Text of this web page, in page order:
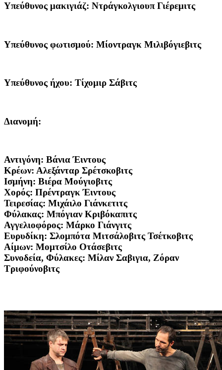
Υπεύθυνος μακιγιάζ: Ντράγκολγιουπ Γιέρεμιτς
Υπεύθυνος φωτισμού: Μίοντραγκ Μιλιβόγιεβιτς
Υπεύθυνος ήχου: Τίχομιρ Σάβιτς
Διανομή:
Αντιγόνη: Βάνια Έιντους
Κρέων: Αλεξάνταρ Σρέτσκοβιτς
Ισμήνη: Βιέρα Μούγιοβιτς
Χορός: Πρέντραγκ Έιντους
Τειρεσίας: Μιχάιλο Γιάνκετιτς
Φύλακας: Μπόγιαν Κριβόκαπιτς
Αγγελιοφόρος: Μάρκο Γιάνγιτς
Ευρυδίκη: Σλομπότα Μιτσάλοβιτς Τσέτκοβιτς
Αίμων: Μομτσίλο Οτάσεβιτς
Συνοδεία, Φύλακες: Μίλαν Σαβιγια, Ζόραν
Τριφούνοβιτς